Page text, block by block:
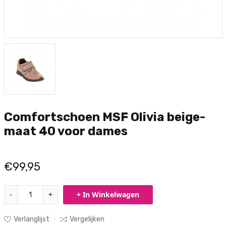
Comfortschoen MSF Olivia beige-
maat 40 voor dames
€99,95
- + + In Winkelwagen
Verlanglijst Vergelijken